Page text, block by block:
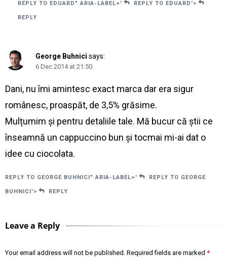
REPLY TO EDUARD" ARIA-LABEL=' REPLY TO EDUARD'>
REPLY
George Buhnici says:
6 Dec 2014 at 21:50
Dani, nu îmi amintesc exact marca dar era sigur
românesc, proaspăt, de 3,5% grăsime.
Mulțumim și pentru detaliile tale. Mă bucur că știi ce
înseamnă un cappuccino bun și tocmai mi-ai dat o
idee cu ciocolata.
REPLY TO GEORGE BUHNICI" ARIA-LABEL=' REPLY TO GEORGE
BUHNICI'> REPLY
Leave a Reply
Your email address will not be published. Required fields are marked *